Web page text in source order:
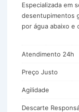
Especializada em
desentupimentos
por água abaixo e
Atendimento 24h
Preço Justo
Agilidade
Descarte